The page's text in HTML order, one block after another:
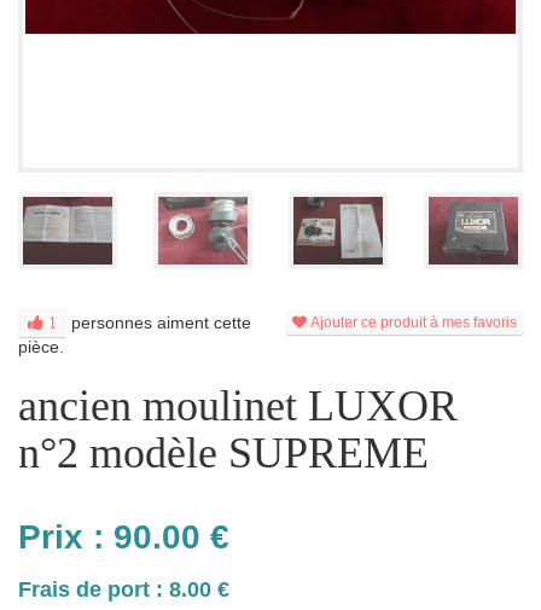
Ajouter ce produit à mes favoris
1
personnes aiment cette
pièce.
ancien moulinet LUXOR
n°2 modèle SUPREME
Prix : 90.00 €
Frais de port : 8.00 €